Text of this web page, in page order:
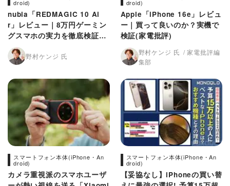
droid)
nubia「REDMAGIC 10 Ai
r」レビュー｜8万円ゲーミン
グスマホの実力を徹底検証
（家電批評）
野村ケンジ 氏
droid)
Apple「iPhone 16e」レビュ
ー｜買って良いのか？実機で
検証(家電批評)
野村ケンジ 氏
家電批評編
集部
スマートフォン本体(iPhone・An
droid)
カメラ重視派のスマホユーザ
スマートフォン本体(iPhone・An
droid)
【妥協なし】iPhoneの買い替